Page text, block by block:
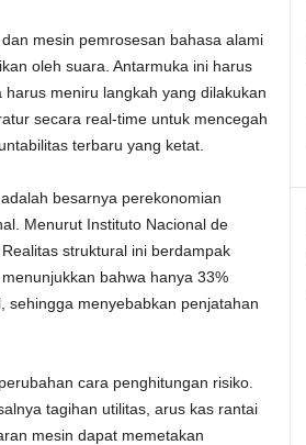
mesin pemrosesan bahasa alami
oleh suara. Antarmuka ini harus
meniru langkah yang dilakukan
secara real-time untuk mencegah
terbaru yang ketat.
besarnya perekonomian
Menurut Instituto Nacional de
struktural ini berdampak
bahwa hanya 33%
sehingga menyebabkan penjatahan
cara penghitungan risiko.
tagihan utilitas, arus kas rantai
mesin dapat memetakan